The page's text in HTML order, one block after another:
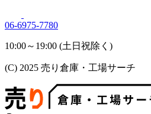
06-6975-7780
10:00～19:00 (土日祝除く)
(C) 2025 売り倉庫・工場サーチ